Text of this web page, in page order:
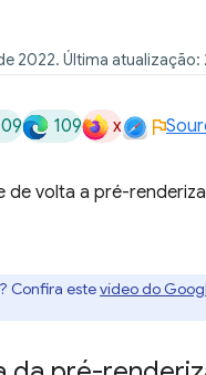
2022. Última atualização:
109 x
de volta a pré-
Confira estevídeo do